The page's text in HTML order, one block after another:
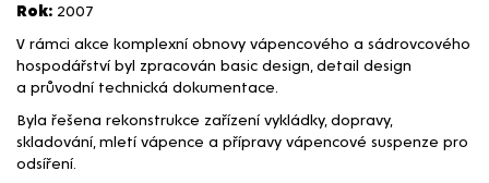
Rok: 2007
V rámci akce komplexní obnovy vápencového a sádrovcového
hospodářství byl zpracován basic design, detail design
a průvodní technická dokumentace.
Byla řešena rekonstrukce zařízení vykládky, dopravy,
skladování, mletí vápence a přípravy vápencové suspenze pro
odsíření.